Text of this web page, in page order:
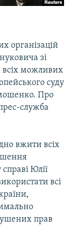
організацій
зі
можливих
суду
Про
служба
вжити всіх
Юлії
всі
прав